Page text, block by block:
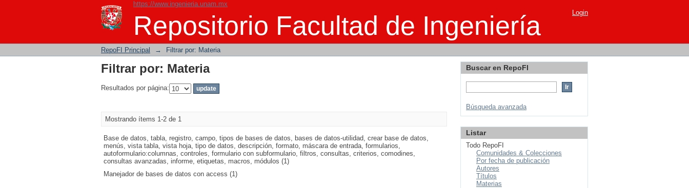
https://www.ingenieria.unam.mx
Repositorio Facultad de Ingeniería
Filtrar por: Materia Login
RepoFI Principal → Filtrar por: Materia
Filtrar por: Materia
Resultados por página:
Mostrando ítems 1-2 de 1
Base de datos, tabla, registro, campo, tipos de bases de datos, bases de datos-utilidad, crear base de datos,
menús, vista tabla, vista hoja, tipo de datos, descripción, formato, máscara de entrada, formularios,
autoformulario:columnas, controles, formulario con subformulario, filtros, consultas, criterios, comodines,
consultas avanzadas, informe, etiquetas, macros, módulos (1)
Manejador de bases de datos con access (1)
Buscar en RepoFI
Búsqueda avanzada
Listar
Todo RepoFI
Comunidades & Colecciones
Por fecha de publicación
Autores
Títulos
Materias